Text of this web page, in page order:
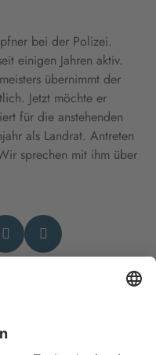
bei der Polizei.
einigen Jahren aktiv.
übernimmt der
Jetzt möchte er
für die anstehenden
als Landrat. Antreten
sprechen mit ihm über